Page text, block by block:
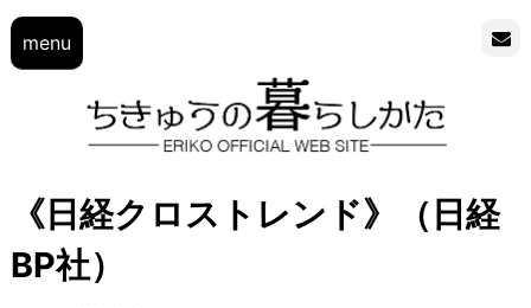
menu
《日経クロストレンド》（日経
BP社）